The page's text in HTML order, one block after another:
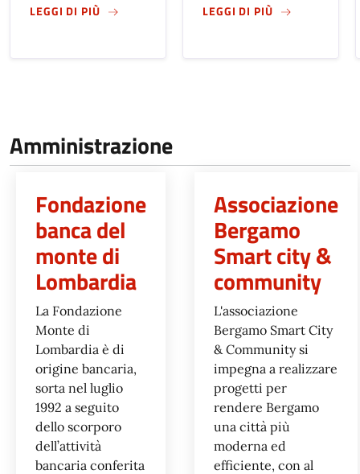
LEGGI DI PIÙSUCTE CARNOVALI, DALLA REGIONE 48 MILA
LEGGI DI PIÙSUCLIMA,
Amministrazione
Fondazione
banca del
monte di
Lombardia
La Fondazione
Monte di
Lombardia è di
origine bancaria,
sorta nel luglio
1992 a seguito
dello scorporo
dell’attività
bancaria conferita
Associazione
Bergamo
Smart city &
community
L'associazione
Bergamo Smart City
& Community si
impegna a realizzare
progetti per
rendere Bergamo
una città più
moderna ed
efficiente, con al